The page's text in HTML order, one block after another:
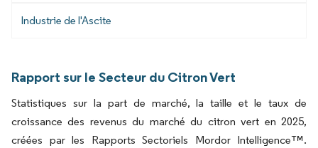
Industrie de l'Ascite
Rapport sur le Secteur du Citron Vert
Statistiques sur la part de marché, la taille et le taux de
croissance des revenus du marché du citron vert en 2025,
créées par les Rapports Sectoriels Mordor Intelligence™.